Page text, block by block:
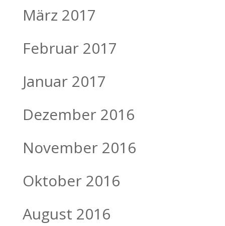
März 2017
Februar 2017
Januar 2017
Dezember 2016
November 2016
Oktober 2016
August 2016